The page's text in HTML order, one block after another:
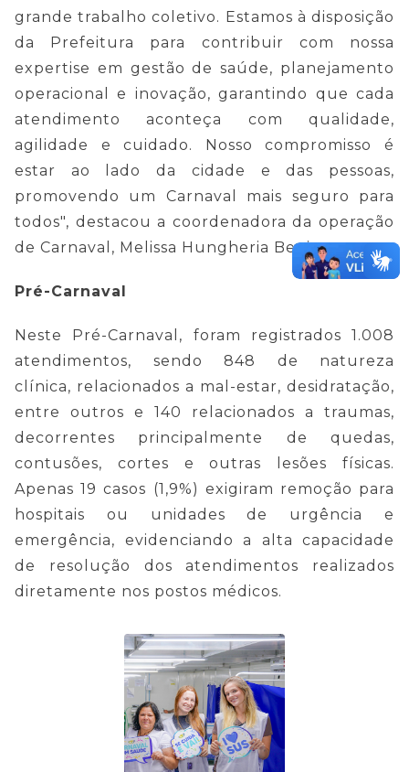
grande trabalho coletivo. Estamos à disposição
da Prefeitura para contribuir com nossa
expertise em gestão de saúde, planejamento
operacional e inovação, garantindo que cada
atendimento aconteça com qualidade,
agilidade e cuidado. Nosso compromisso é
estar ao lado da cidade e das pessoas,
promovendo um Carnaval mais seguro para
todos", destacou a coordenadora da operação
de Carnaval, Melissa Hungheria Benincasa.
Pré-Carnaval
Neste Pré-Carnaval, foram registrados 1.008
atendimentos, sendo 848 de natureza
clínica, relacionados a mal-estar, desidratação,
entre outros e 140 relacionados a traumas,
d ecorrentes principalmente de quedas,
contusões, cortes e outras lesões físicas.
Apenas 19 casos (1,9%) exigiram remoção para
hospitais ou unidades de urgência e
emergência, evidenciando a alta capacidade
de resolução dos atendimentos realizados
diretamente nos postos médicos.